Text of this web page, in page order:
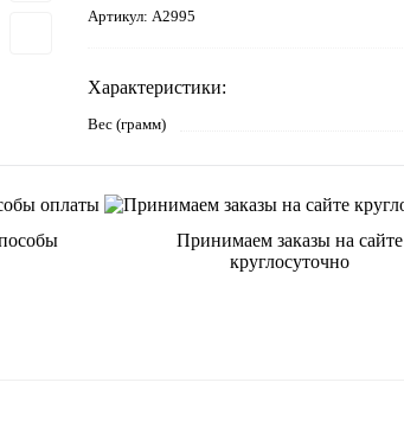
Артикул: A2995
Характеристики:
Вес (грамм)
Принимаем заказы на сайте
круглосуточно